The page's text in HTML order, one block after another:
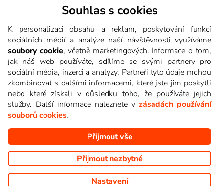
Videotéka
Copyright © goNET s.r.o. Na tomto webu jsou zobrazovány
obrázky z pořadů TV stanic, které můžete sledovat v Lepší.TV.
Souhlas s cookies
K personalizaci obsahu a reklam, poskytování funkcí
sociálních médií a analýze naší návštěvnosti využíváme
soubory cookie, včetně marketingových. Informace o tom,
jak náš web používáte, sdílíme se svými partnery pro
sociální média, inzerci a analýzy. Partneři tyto údaje mohou
zkombinovat s dalšími informacemi, které jste jim poskytli
nebo které získali v důsledku toho, že používáte jejich
služby. Další informace naleznete vzásadách používání
souborů cookies.
Přijmout vše
Přijmout nezbytné
Nastavení